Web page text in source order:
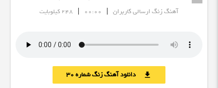
آهنگ زنگ ارسالی کاربران |
00:00
| 248 کیلوبایت
download دانلود آهنگ زنگ شماره 30